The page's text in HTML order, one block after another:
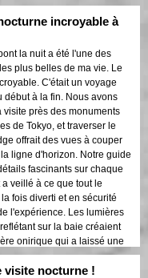
durable. Cette visite
les visiteurs de première
un mélange d'aventure
Le contraste entre les
de Tokyo et les zones
magnifiquement mis en
lumières nocturnes. Je
vivement cette visite à
incroyable à
la nuit a été l'une des
plus belles de ma vie. Le
C'était un voyage
début à la fin. Nous avons
visite près des monuments
de Tokyo, et traverser le
offrait des vues à couper
la ligne d'horizon. Notre guide
fascinants sur chaque
veillé à ce que tout le
fois diverti et en sécurité
l'expérience. Les lumières
sur la baie créaient
onirique qui a laissé une
Cette visite est idéale
de première fois qui
visite nocturne !